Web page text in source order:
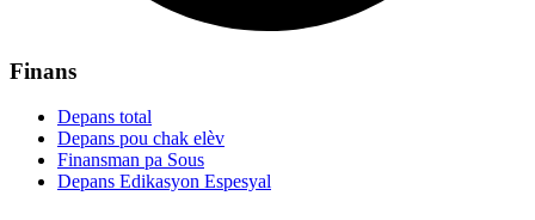
Finans
Depans total
Depans pou chak elèv
Finansman pa Sous
Depans Edikasyon Espesyal